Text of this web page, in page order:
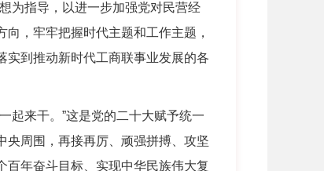
为指导，以进一步加强党对民营经
，牢牢把握时代主题和工作主题，
实到推动新时代工商联事业发展的各
来干。”这是党的二十大赋予统一
央周围，再接再厉、顽强拼搏、攻坚
年奋斗目标、实现中华民族伟大复